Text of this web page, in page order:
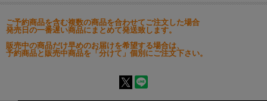
ご予約商品を含む複数の商品を合わせてご注文した場合
発売日の一番遅い商品にまとめて発送致します。
販売中の商品だけ早めのお届けを希望する場合は、
予約商品と販売中商品を「分けて」個別にご注文下さい。